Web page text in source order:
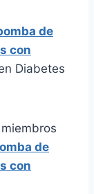
de
con
Diabetes
de
con